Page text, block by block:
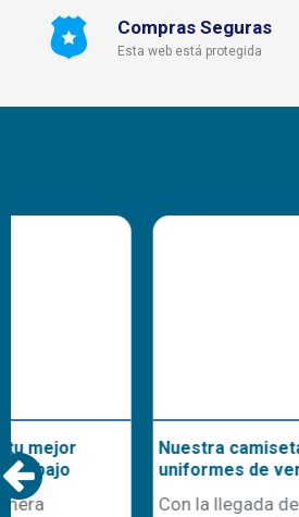
Compras Seguras
Esta web está protegida
Remeras polo Speedway: tu mejor
opción para uniformes de trabajo
En el mundo laboral, la primera